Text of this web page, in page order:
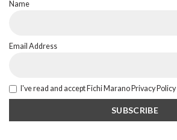
Name
Email Address
I've read and accept Fichi Marano Privacy Policy